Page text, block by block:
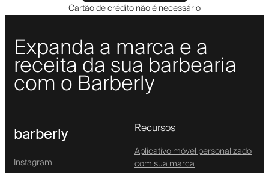
Cartão de crédito não é necessário
Expanda a marca e a
receita da sua barbearia
com o Barberly
barberly
Instagram
Recursos
Aplicativo móvel personalizado
com sua marca